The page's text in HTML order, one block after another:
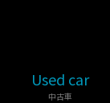
Used car
中古車